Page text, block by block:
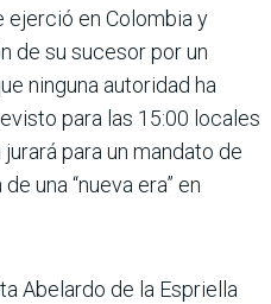
ejerció en Colombia y
de su sucesor por un
ninguna autoridad ha
para las 15:00 locales
para un mandato de
una “nueva era” en
Abelardo de la Espriella